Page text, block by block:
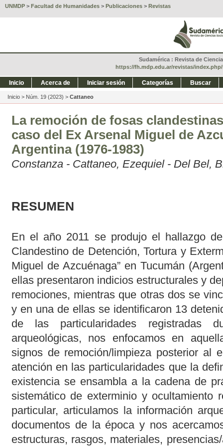
UNMDP > Facultad de Humanidades > Publicaciones > Revistas
Sudamérica : Revista de
https://fh.mdp.edu.ar/revistas/
Inicio Acerca de Iniciar sesión Categorías Buscar
Inicio > Núm. 19 (2023) > Cattaneo
La remoción de fosas
caso del Ex Arsenal Miguel de
Argentina (1976-1983)
Constanza - Cattaneo, Ezequiel - Del Bel,
RESUMEN
En el año 2011 se produjo el hallazgo
Clandestino de Detención, Tortura y
Miguel de Azcuénaga” en Tucumán
ellas presentaron indicios estructurales y
remociones, mientras que otras dos se
y en una de ellas se identificaron 13
de las particularidades registradas
arqueológicas, nos enfocamos en
signos de remoción/limpieza posterior al
atención en las particularidades que la
existencia se ensambla a la cadena de
sistemático de exterminio y ocultamiento
particular, articulamos la información
documentos de la época y nos
estructuras, rasgos, materiales,